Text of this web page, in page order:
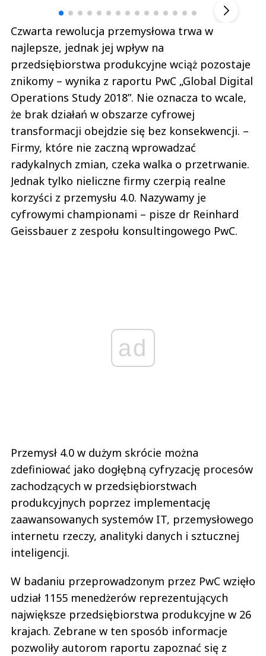
Czwarta rewolucja przemysłowa trwa w
najlepsze, jednak jej wpływ na
przedsiębiorstwa produkcyjne wciąż pozostaje
znikomy – wynika z raportu PwC „Global Digital
Operations Study 2018”. Nie oznacza to wcale,
że brak działań w obszarze cyfrowej
transformacji obejdzie się bez konsekwencji. –
Firmy, które nie zaczną wprowadzać
radykalnych zmian, czeka walka o przetrwanie.
Jednak tylko nieliczne firmy czerpią realne
korzyści z przemysłu 4.0. Nazywamy je
cyfrowymi championami – pisze dr Reinhard
Geissbauer z zespołu konsultingowego PwC.
ad
Przemysł 4.0 w dużym skrócie można
zdefiniować jako dogłębną cyfryzację procesów
zachodzących w przedsiębiorstwach
produkcyjnych poprzez implementację
zaawansowanych systemów IT, przemysłowego
internetu rzeczy, analityki danych i sztucznej
inteligencji.
W badaniu przeprowadzonym przez PwC wzięło
udział 1155 menedżerów reprezentujących
największe przedsiębiorstwa produkcyjne w 26
krajach. Zebrane w ten sposób informacje
pozwoliły autorom raportu zapoznać się z